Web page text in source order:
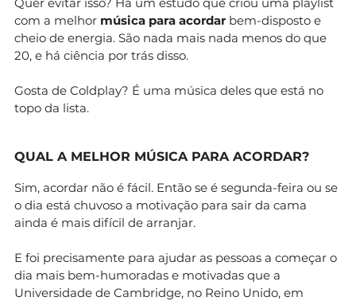
com a melhor música para acordar bem-disposto e
cheio de energia. São nada mais nada menos do que
20, e há ciência por trás disso.
Gosta de Coldplay? É uma música deles que está no
topo da lista.
QUAL A MELHOR MÚSICA PARA ACORDAR?
Sim, acordar não é fácil. Então se é segunda-feira ou se
o dia está chuvoso a motivação para sair da cama
ainda é mais difícil de arranjar.
E foi precisamente para ajudar as pessoas a começar o
dia mais bem-humoradas e motivadas que a
Universidade de Cambridge, no Reino Unido, em